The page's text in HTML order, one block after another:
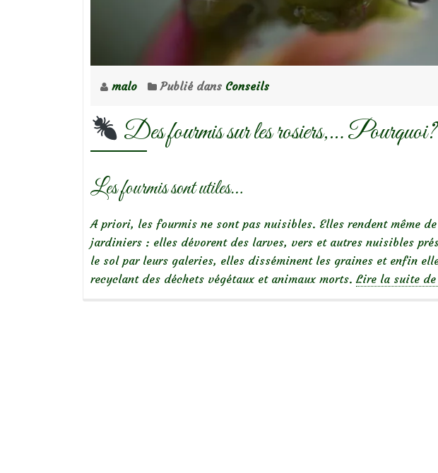
malo Publié dans Conseils
Des fourmis sur les rosiers,…
Les fourmis sont utiles…
A priori, les fourmis ne sont pas nuisibles. Elles rendent même
jardiniers : elles dévorent des larves, vers et autres nuisibles
le sol par leurs galeries, elles disséminent les graines et enfin
recyclant des déchets végétaux et animaux morts. Lire la suite de